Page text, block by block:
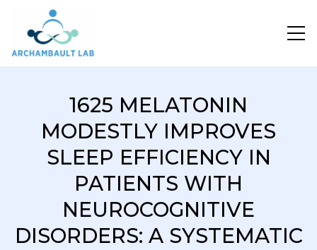
1625 MELATONIN
MODESTLY IMPROVES
SLEEP EFFICIENCY IN
PATIENTS WITH
NEUROCOGNITIVE
DISORDERS: A SYSTEMATIC